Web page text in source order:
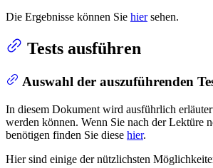
Die Ergebnisse können Sie hiersehen.
Tests ausführen
Auswahl der auszuführenden
In diesem Dokument wird ausführlich
werden können. Wenn Sie nach der Lektüre
benötigen finden Sie diese hier.
Hier sind einige der nützlichsten